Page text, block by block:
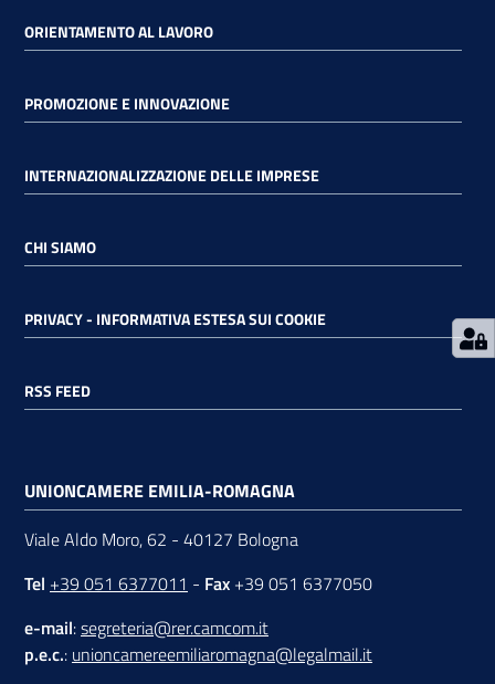
RSS
su
ORIENTAMENTO AL LAVORO
PROMOZIONE E INNOVAZIONE
INTERNAZIONALIZZAZIONE DELLE IMPRESE
CHI SIAMO
PRIVACY - INFORMATIVA ESTESA SUI COOKIE
RSS FEED
UNIONCAMERE EMILIA-ROMAGNA
Viale Aldo Moro, 62 - 40127 Bologna
Tel +39 051 6377011 - Fax +39 051 6377050
e-mail:segreteria@rer.camcom.it
p.e.c.: unioncamereemiliaromagna@legalmail.it